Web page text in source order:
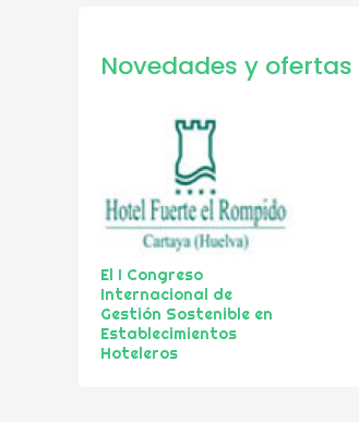
Novedades y
El I Congreso
Internacional de
Gestión Sostenible en
Establecimientos
Hoteleros